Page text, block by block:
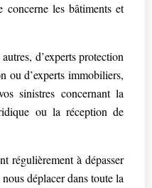
concerne les bâtiments et
d’experts protection
ou d’experts immobiliers,
sinistres concernant la
ou la réception de
régulièrement à dépasser
déplacer dans toute la